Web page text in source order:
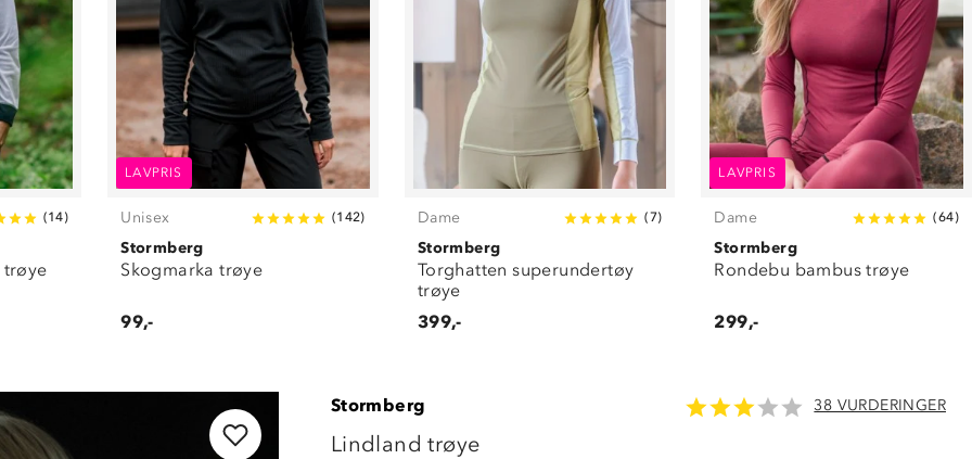
(14)
trøye
LAVPRIS
Unisex (142)
Stormberg
Skogmarka trøye
99,-
Dame (7)
Stormberg
Torghatten superundertøy
trøye
399,-
LAVPRIS
Dame (64)
Stormberg
Rondebu bambus trøye
299,-
Stormberg 38 VURDERINGER
Lindland trøye